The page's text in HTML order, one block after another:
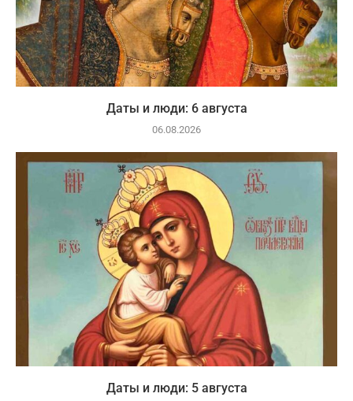
Даты и люди: 6 августа
06.08.2026
Даты и люди: 5 августа